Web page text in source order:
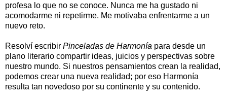
profesa lo que no se conoce. Nunca me ha gustado ni
acomodarme ni repetirme. Me motivaba enfrentarme a un
nuevo reto.
Resolví escribir Pinceladas de Harmonía para desde un
plano literario compartir ideas, juicios y perspectivas sobre
nuestro mundo. Si nuestros pensamientos crean la realidad,
podemos crear una nueva realidad; por eso Harmonía
resulta tan novedoso por su continente y su contenido.